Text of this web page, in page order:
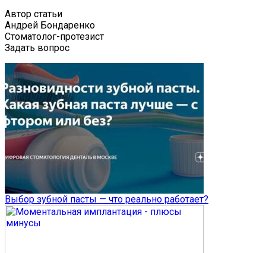
Автор статьи
Андрей Бондаренко
Стоматолог-протезист
Задать вопрос
Выбор зубной пасты — что реально работает?